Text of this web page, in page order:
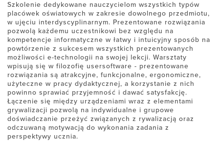
Szkolenie dedykowane nauczycielom wszystkich typów
placówek oświatowych w zakresie dowolnego przedmiotu,
w ujęciu interdyscyplinarnym. Prezentowane rozwiązania
pozwolą każdemu uczestnikowi bez względu na
kompetencje informatyczne w łatwy i intuicyjny sposób na
powtórzenie z sukcesem wszystkich prezentowanych
możliwości e-technologii na swojej lekcji. Warsztaty
wpisują się w filozofię usersoftware - prezentowane
rozwiązania są atrakcyjne, funkcjonalne, ergonomiczne,
użyteczne w pracy dydaktycznej, a korzystanie z nich
powinno sprawiać przyjemność i dawać satysfakcję.
Łączenie się między urządzeniami wraz z elementami
grywalizacji pozwolą na indywidualne i grupowe
doświadczanie przeżyć związanych z rywalizacją oraz
odczuwaną motywacją do wykonania zadania z
perspektywy ucznia.